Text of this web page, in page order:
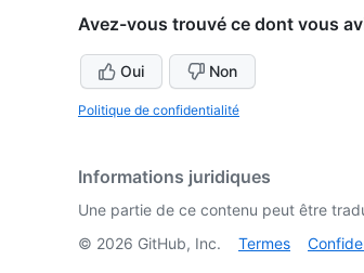
Avez-vous trouvé ce dont vous
Oui Non
Politique de confidentialité
Informations juridiques
Une partie de ce contenu peut être
© 2026 GitHub, Inc. Termes